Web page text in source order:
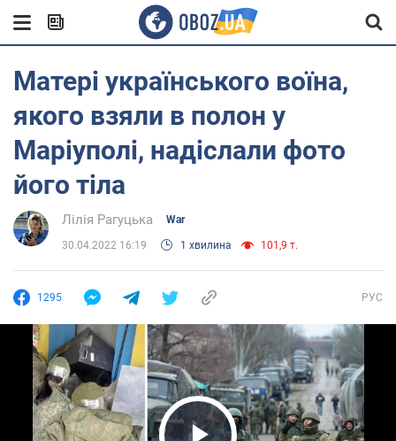
Матері українського воїна,
якого взяли в полон у
Маріуполі, надіслали фото
його тіла
Лілія Рагуцька War
30.04.2022 16:19 1 хвилина 101,9 т.
1295 РУС